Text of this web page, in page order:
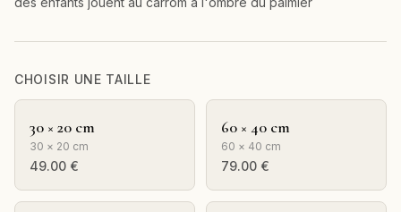
CHOISIR UNE TAILLE
30 × 20 cm
30 × 20 cm
49.00 €
60 × 40 cm
60 × 40 cm
79.00 €